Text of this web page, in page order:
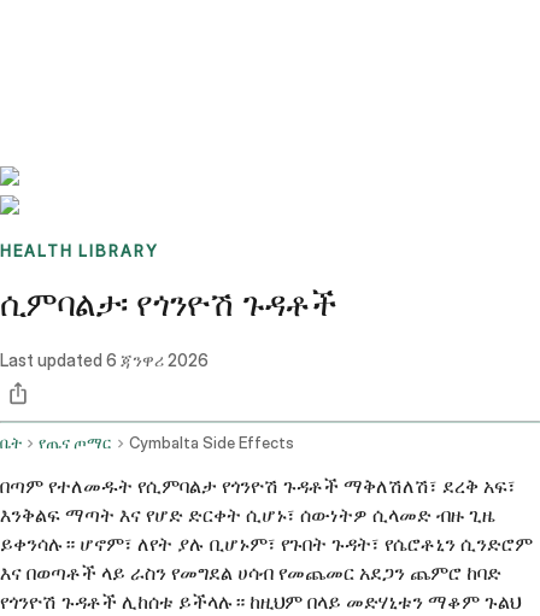
HEALTH LIBRARY
ሲምባልታ፡ የጎንዮሽ ጉዳቶች
Last updated 6 ጃንዋሪ 2026
ቤት የጤና ጦማር Cymbalta Side Effects
በጣም የተለመዱት የሲምባልታ የጎንዮሽ ጉዳቶች ማቅለሽለሽ፣ ደረቅ አፍ፣
እንቅልፍ ማጣት እና የሆድ ድርቀት ሲሆኑ፣ ሰውነትዎ ሲላመድ ብዙ ጊዜ
ይቀንሳሉ። ሆኖም፣ ለየት ያሉ ቢሆኑም፣ የጉበት ጉዳት፣ የሴሮቶኒን ሲንድሮም
እና በወጣቶች ላይ ራስን የመግደል ሀሳብ የመጨመር አደጋን ጨምሮ ከባድ
የጎንዮሽ ጉዳቶች ሊከሰቱ ይችላሉ። ከዚህም በላይ መድሃኒቱን ማቆም ጉልህ